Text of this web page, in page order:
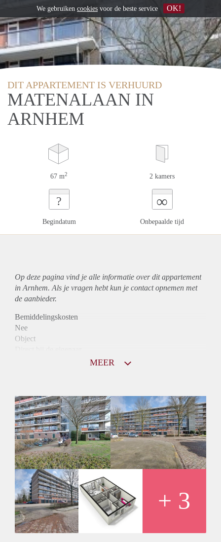
DIT APPARTEMENT IS VERHUURD
MATENALAAN IN
ARNHEM
67 m2 2 kamers
?
Begindatum
∞
Onbepaalde tijd
Op deze pagina vind je alle informatie over ditappartement
in Arnhem. Als je vragen hebt kun je contact opnemen met
de aanbieder.
Bemiddelingskosten
Nee
Object
Huurtoeslag
Mogelijk
Inkomen eis
N.V.T.
Huurtermijn
Onbepaalde termijn
Oplevering
Kaal
MEER
+ 3
We gebruiken cookies voor de beste service OK!